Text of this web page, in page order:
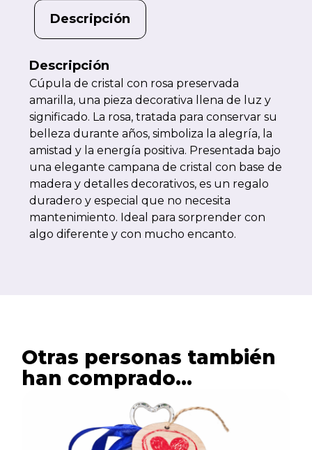
Descripción
Descripción
Cúpula de cristal con rosa preservada
amarilla, una pieza decorativa llena de luz y
significado. La rosa, tratada para conservar su
belleza durante años, simboliza la alegría, la
amistad y la energía positiva. Presentada bajo
una elegante campana de cristal con base de
madera y detalles decorativos, es un regalo
duradero y especial que no necesita
mantenimiento. Ideal para sorprender con
algo diferente y con mucho encanto.
Otras personas también
han comprado...